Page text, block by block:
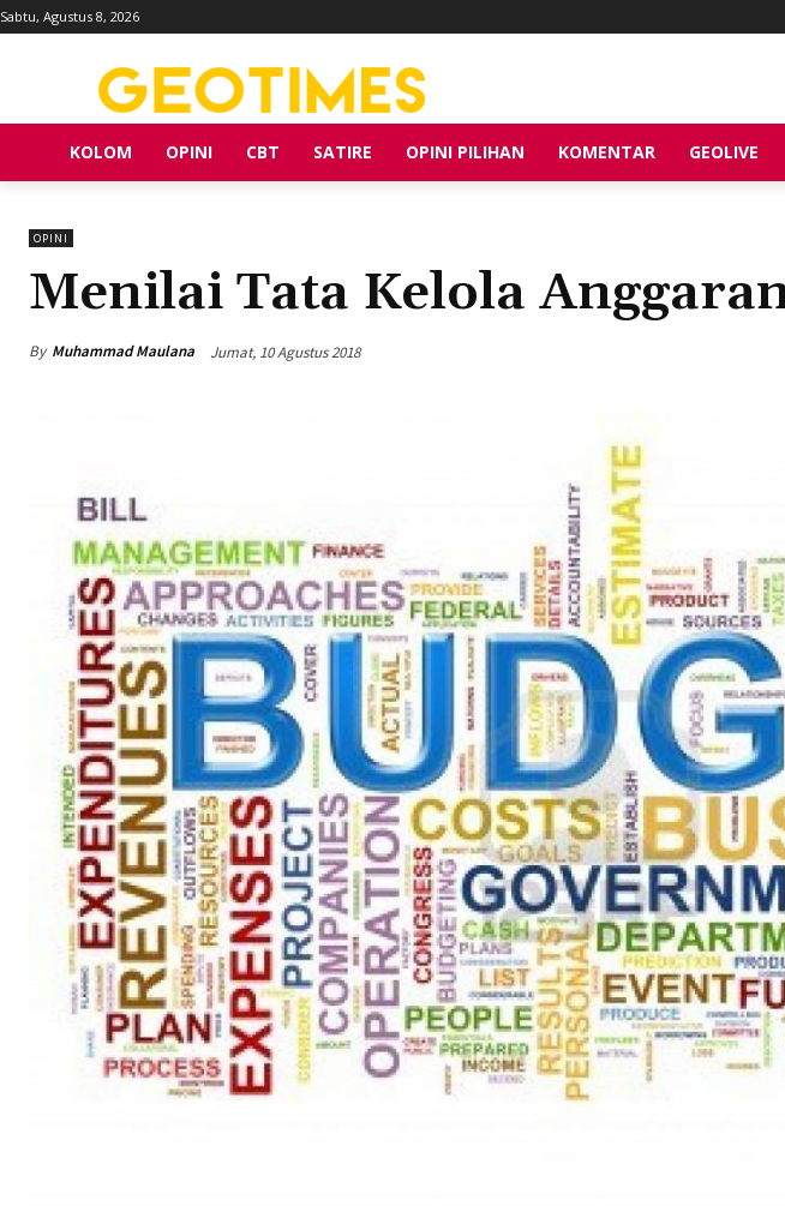
Sabtu, Agustus 8, 2026
KOLOM OPINI CBT SATIRE OPINI PILIHAN KOMENTAR GEOLIVE
OPINI
Menilai Tata Kelola
By Muhammad Maulana Jumat, 10 Agustus 2018